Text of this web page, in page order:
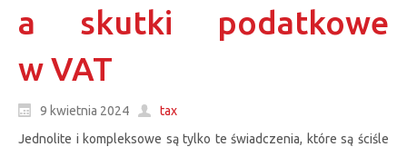
a skutki podatkowe
w VAT
9 kwietnia 2024
tax
Jednolite i kompleksowe są tylko te świadczenia, które są ściśle